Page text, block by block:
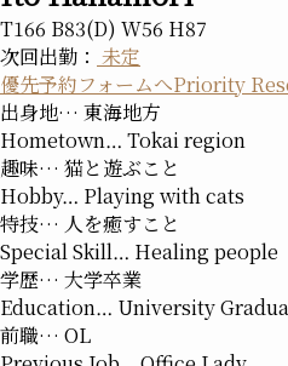
T166 B83(D) W56 H87
次回出勤： 未定
優先予約フォームへPriority
出身地… 東海地方
Hometown… Tokai region
趣味… 猫と遊ぶこと
Hobby… Playing with cats
特技… 人を癒すこと
Special Skill… Healing people
学歴… 大学卒業
Education… University
前職… OL